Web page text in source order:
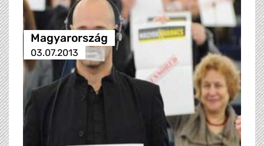
Magyarország
03.07.2013